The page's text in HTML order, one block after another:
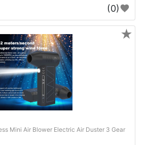
(0)
Mini Air Blower Electric Air Duster 3 Gear
★